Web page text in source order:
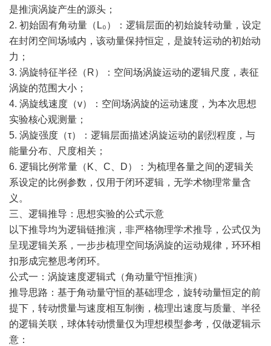
是推演涡旋产生的源头；
2. 初始固有角动量（L₀）：逻辑层面的初始旋转动量，设定
在封闭空间场域内，该动量保持恒定，是旋转运动的初始动
力；
3. 涡旋特征半径（R）：空间场涡旋运动的逻辑尺度，表征
涡旋的范围大小；
4. 涡旋线速度（v）：空间场涡旋的运动速度，为本次思想
实验核心观测量；
5. 涡旋强度（τ）：逻辑层面描述涡旋运动的剧烈程度，与
能量分布、尺度相关；
6. 逻辑比例常量（K、C、D）：为梳理各量之间的逻辑关
系设定的比例参数，仅用于闭环逻辑，无学术物理常量含
义。
三、逻辑推导：思想实验的公式示意
以下推导均为逻辑链推演，非严格物理学术推导，公式仅为
呈现逻辑关系，一步步梳理空间场涡旋的运动规律，环环相
扣形成完整思考闭环。
公式一：涡旋速度逻辑式（角动量守恒推演）
推导思路：基于角动量守恒的基础理念，旋转动量恒定的前
提下，转动惯量与速度相互制衡，梳理出速度与质量、半径
的逻辑关联，球体转动惯量仅为理想模型参考，仅做逻辑示
意：